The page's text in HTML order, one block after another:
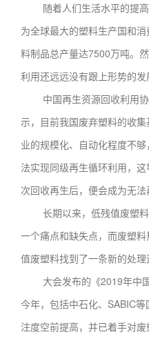
随着人们生活水平的提高
为全球最大的塑料生产国和
料制品总产量达7500万吨。
利用还远远没有跟上形势的发
中国再生资源回收利用协
示，目前我国废弃塑料的收
业的规模化、自动化程度不
法实现同级再生循环利用，
次回收再生后，便会成为无法
长期以来，低残值废塑料
一个痛点和缺失点，而废塑
值废塑料找到了一条新的处理
大会发布的《2019年中国
今年，包括中石化、SABIC
注度空前提高，并已着手对